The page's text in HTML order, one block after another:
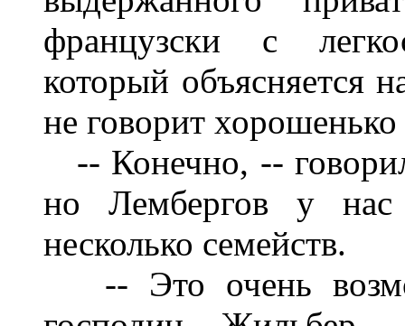
французски с
который объясняется
не говорит
-- Конечно, --
но Лембергов у
несколько семейств.
-- Это очень